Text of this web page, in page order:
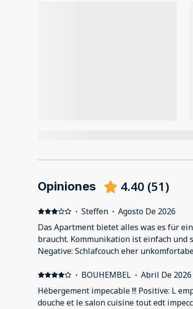
Opiniones 4.40 (51)
· Steffen · Agosto De 2026
Das Apartment bietet alles was es für
braucht. Kommunikation ist einfach und
Negative: Schlafcouch eher
· BOUHEMBEL · Abril De 2026
Hébergement impecable !!! Positive: L
douche et le salon cuisine tout edt